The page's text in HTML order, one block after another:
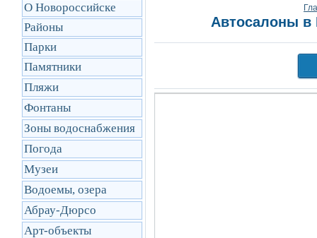
О Новороссийске
Районы
Парки
Памятники
Пляжи
Фонтаны
Зоны водоснабжения
Погода
Музеи
Водоемы, озера
Абрау-Дюрсо
Арт-объекты
Автосалоны в